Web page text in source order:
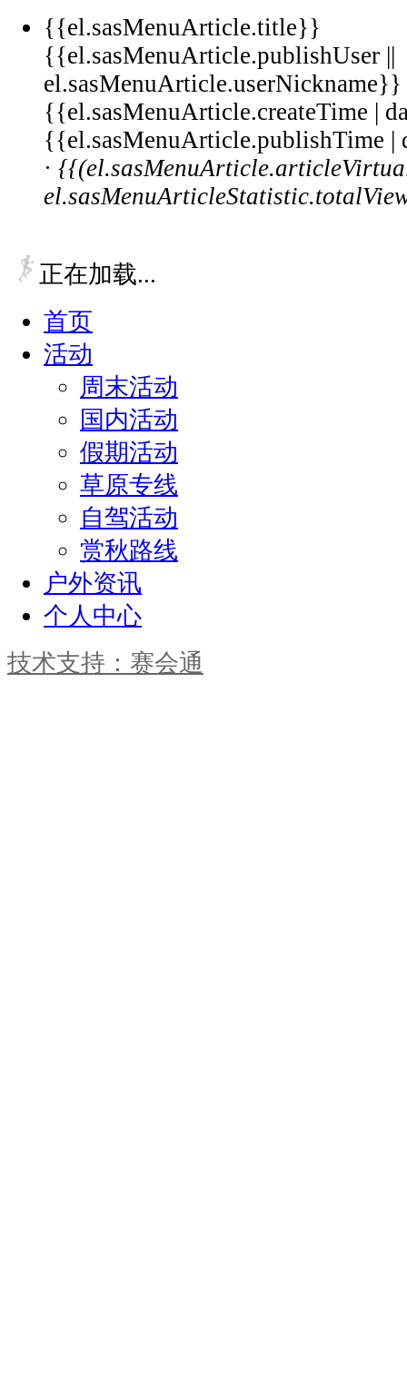
{{el.sasMenuArticle.title}}
{{el.sasMenuArticle.publishUser ||
el.sasMenuArticle.userNickname}}
{{el.sasMenuArticle.createTime |
{{el.sasMenuArticle.publishTime
·
正在加载...
首页
活动
周末活动
国内活动
假期活动
草原专线
自驾活动
赏秋路线
户外资讯
个人中心
技术支持：赛会通